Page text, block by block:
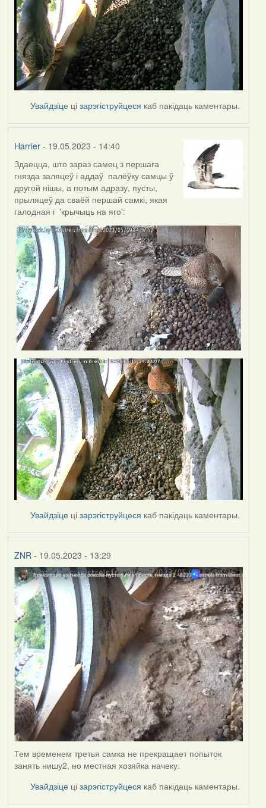
Увайдзіце цізарэгіструйцеся каб пакідаць каментары.
Harrier- 19.05.2023 - 14:40
Здаецца, што зараз самец з першага
гнязда заляцеў і аддаў палёўку самцы ў
другой нішы, а потым адразу, пусты,
прыляцеў да сваёй першай самкі, якая
галодная і 'крычыць на яго':
Увайдзіце цізарэгіструйцеся каб пакідаць каментары.
ZNR- 19.05.2023 - 13:29
Тем временем третья самка не прекращает попыток
занять нишу2, но местная хозяйка начеку.
Увайдзіце цізарэгіструйцеся каб пакідаць каментары.